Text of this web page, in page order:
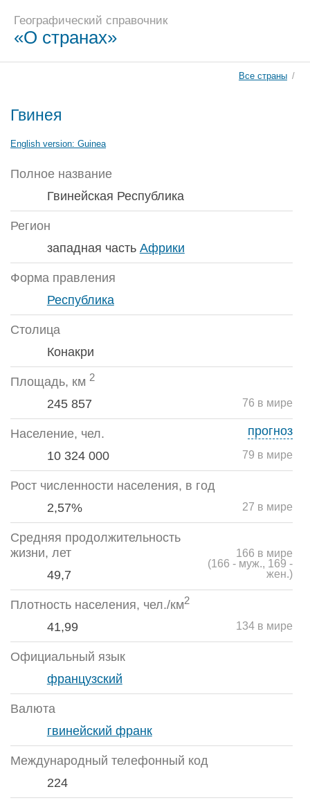
Географический справочник
«О странах»
Все страны /
Гвинея
English version: Guinea
Полное название
Гвинейская Республика
Регион
западная часть Африки
Форма правления
Республика
Столица
Конакри
Площадь, км 2
76 в мире
245 857
Население, чел.
79 в мире
10 324 000
прогноз
Рост численности населения, в год
27 в мире
2,57%
Средняя продолжительность
жизни, лет
49,7
166 в мире
(166 - муж., 169 -
жен.)
Плотность населения, чел./км2
134 в мире
41,99
Официальный язык
французский
Валюта
гвинейский франк
Международный телефонный код
224